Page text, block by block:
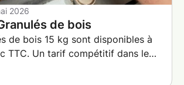
2026
de bois
de bois 15 kg sont disponibles à
TTC. Un tarif compétitif dans le
du marché, avec un